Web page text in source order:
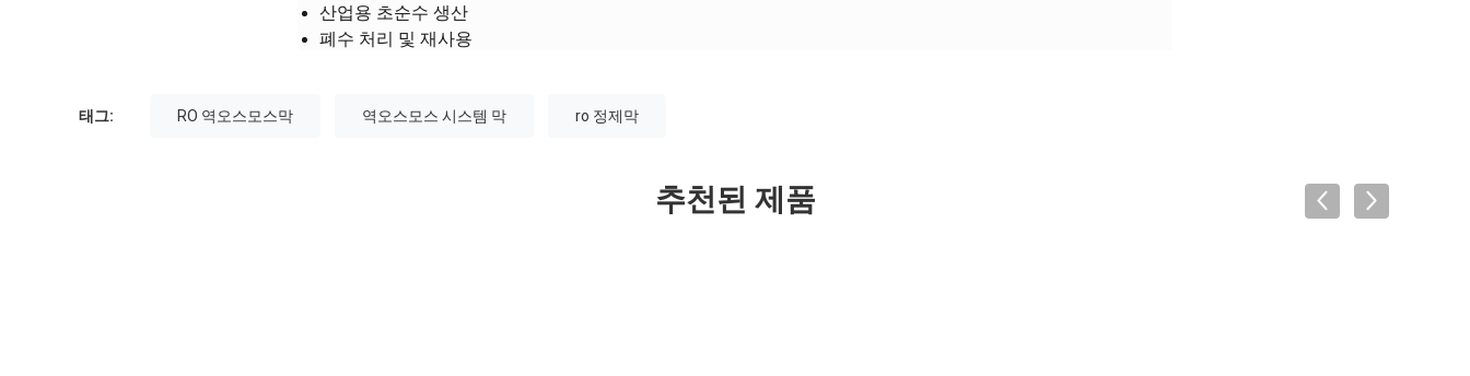
산업용 초순수 생산
폐수 처리 및 재사용
태그: RO 역오스모스막 역오스모스 시스템 막 ro 정제막
추천된 제품